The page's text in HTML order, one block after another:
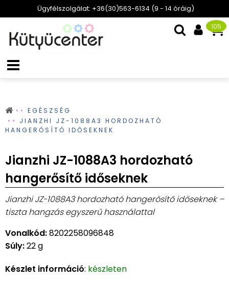
Ügyfélszolgálat: +36(30)563-6134 (9 - 14 óráig)
105
EGÉSZSÉG
JIANZHI JZ-1088A3 HORDOZHATÓ
HANGERŐSÍTŐ IDŐSEKNEK
Jianzhi JZ-1088A3 hordozható
hangerősítő időseknek
Jianzhi JZ-1088A3 hordozható hangerősítő időseknek –
tiszta hangzás egyszerű használattal
Vonalkód:8202258096848
Súly:22 g
Készlet információ: készleten